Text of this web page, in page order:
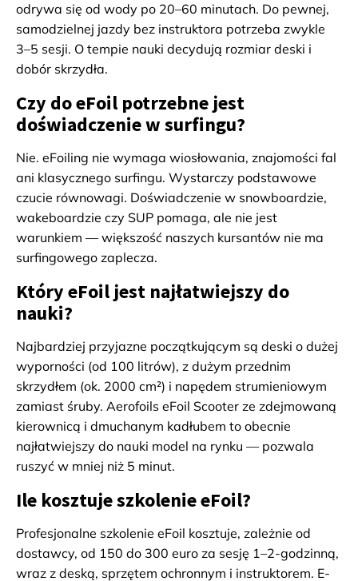
odrywa się od wody po 20–60 minutach. Do pewnej,
samodzielnej jazdy bez instruktora potrzeba zwykle
3–5 sesji. O tempie nauki decydują rozmiar deski i
dobór skrzydła.
Czy do eFoil potrzebne jest
doświadczenie w surfingu?
Nie. eFoiling nie wymaga wiosłowania, znajomości fal
ani klasycznego surfingu. Wystarczy podstawowe
czucie równowagi. Doświadczenie w snowboardzie,
wakeboardzie czy SUP pomaga, ale nie jest
warunkiem — większość naszych kursantów nie ma
surfingowego zaplecza.
Który eFoil jest najłatwiejszy do
nauki?
Najbardziej przyjazne początkującym są deski o dużej
wyporności (od 100 litrów), z dużym przednim
skrzydłem (ok. 2000 cm²) i napędem strumieniowym
zamiast śruby. Aerofoils eFoil Scooter ze zdejmowaną
kierownicą i dmuchanym kadłubem to obecnie
najłatwiejszy do nauki model na rynku — pozwala
ruszyć w mniej niż 5 minut.
Ile kosztuje szkolenie eFoil?
Profesjonalne szkolenie eFoil kosztuje, zależnie od
dostawcy, od 150 do 300 euro za sesję 1–2-godzinną,
wraz z deską, sprzętem ochronnym i instruktorem. E-